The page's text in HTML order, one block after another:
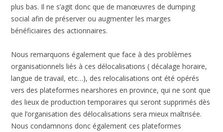
plus bas. Il ne s’agit donc que de manœuvres de dumping
social afin de préserver ou augmenter les marges
bénéficiaires des actionnaires.
Nous remarquons également que face à des problèmes
organisationnels liés à ces délocalisations ( décalage horaire,
langue de travail, etc…), des relocalisations ont été opérés
vers des plateformes nearshores en province, qui ne sont que
des lieux de production temporaires qui seront supprimés dès
que l’organisation des délocalisations sera mieux maîtrisée.
Nous condamnons donc également ces plateformes